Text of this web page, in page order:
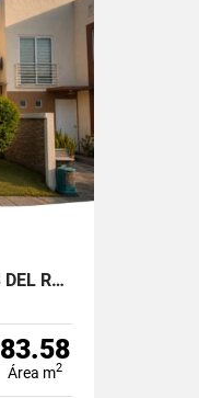
CASA EN VENTA 2 PLANTAS VILLAS DEL REY PRINCESA KATE (VICSZO)
83.58
Área m2